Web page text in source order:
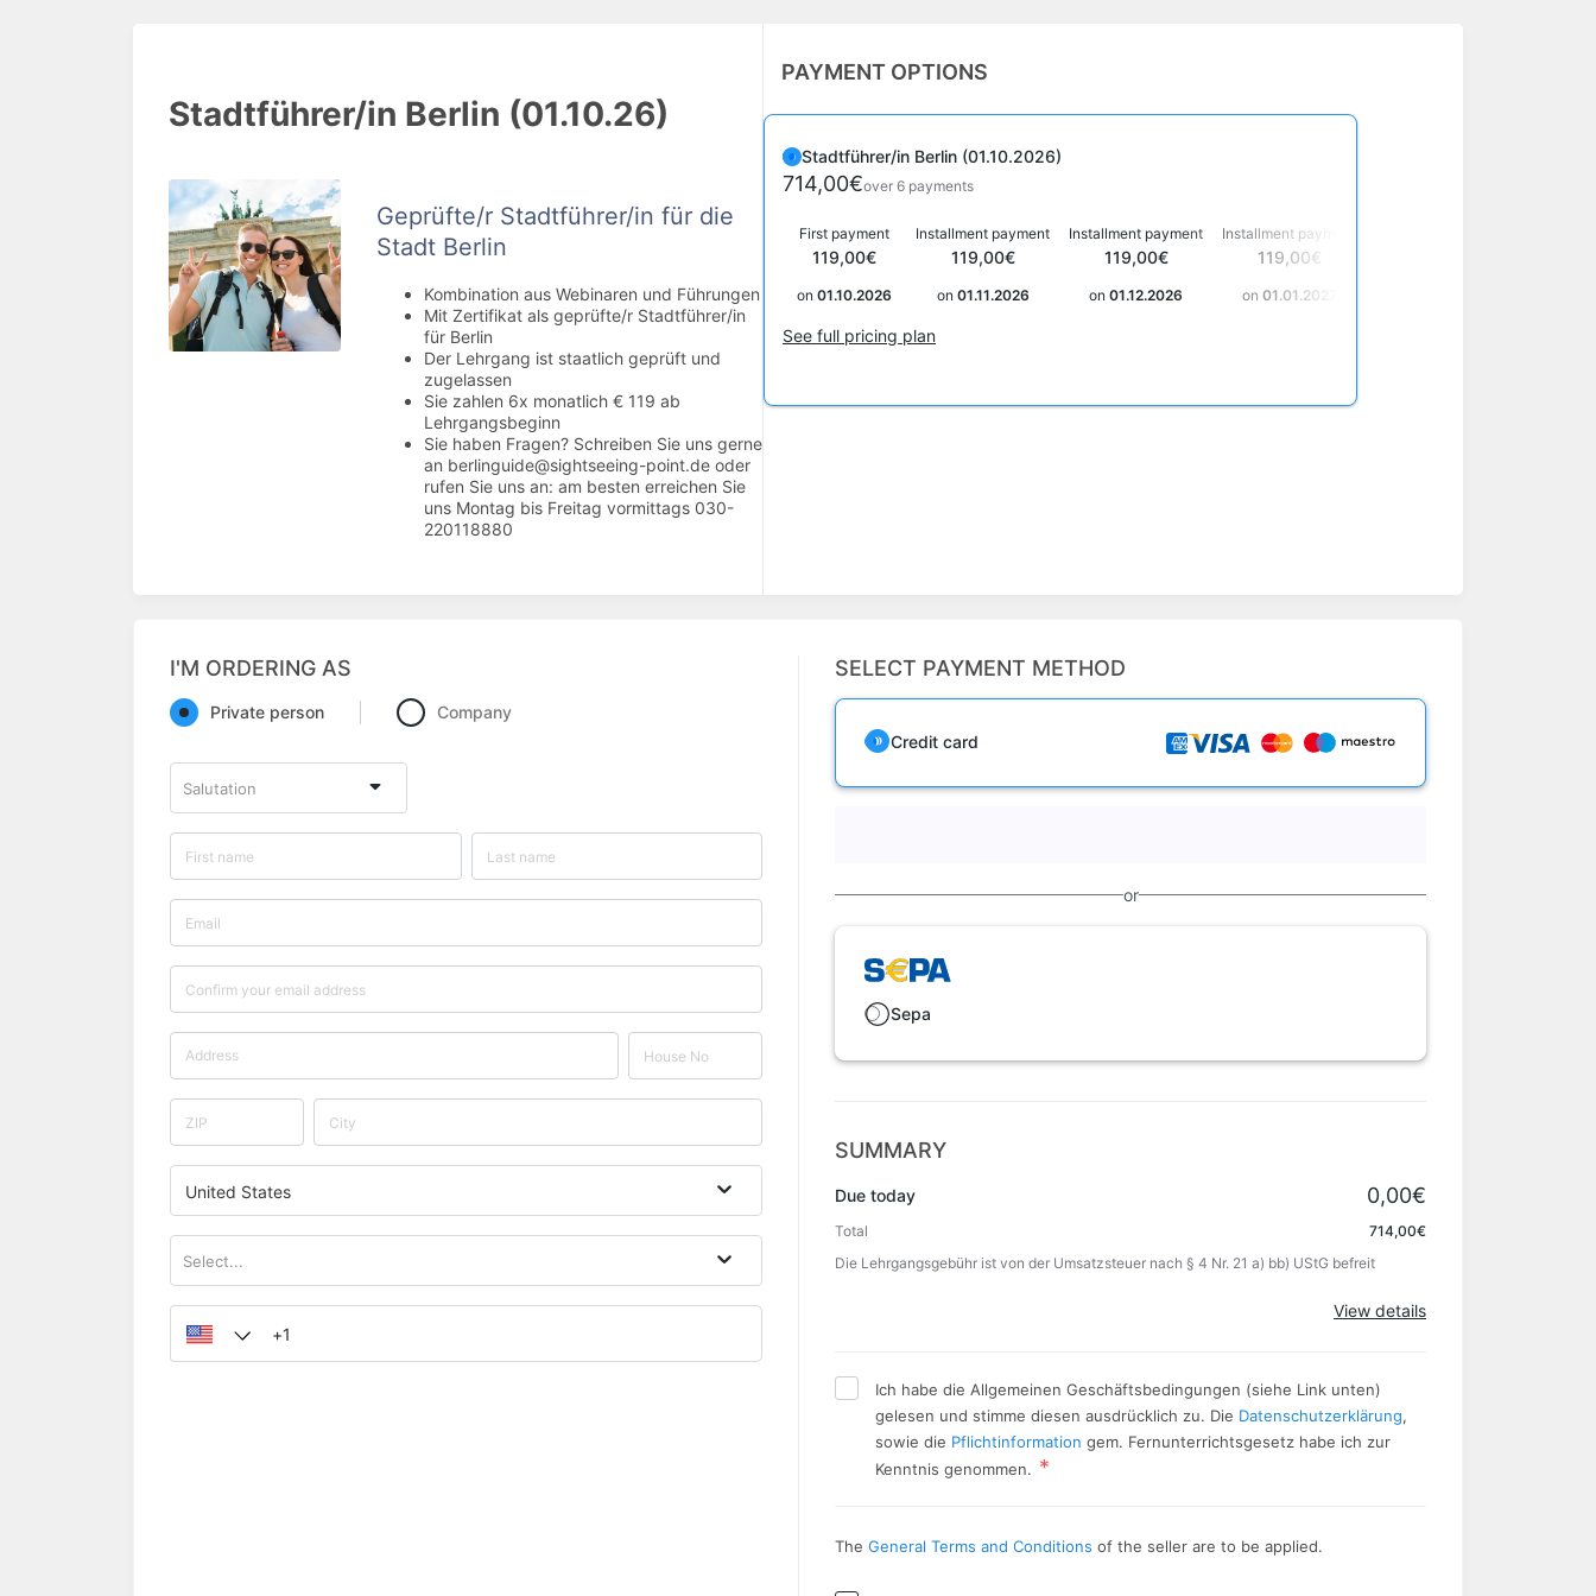
Stadtführer/in Berlin (01.10.26)
Geprüfte/r Stadtführer/in für die
Stadt Berlin
Kombination aus Webinaren und Führungen
Mit Zertifikat als geprüfte/r Stadtführer/in
für Berlin
Der Lehrgang ist staatlich geprüft und
zugelassen
Sie zahlen 6x monatlich € 119 ab
Lehrgangsbeginn
Sie haben Fragen? Schreiben Sie uns gerne
an berlinguide@sightseeing-point.de oder
rufen Sie uns an: am besten erreichen Sie
uns Montag bis Freitag vormittags 030-
220118880
PAYMENT OPTIONS
Stadtführer/in Berlin (01.10.2026)
714,00€over 6 payments
First payment
119,00€
on 01.10.2026
Installment payment
119,00€
on 01.11.2026
Installment payment
119,00€
on 01.12.2026
Installment payment
119,00€
on 01.01.2027
See full pricing plan
I'M ORDERING AS
Private person Company
Salutation
United States
Select...
SELECT PAYMENT METHOD
Credit card
or
Sepa
SUMMARY
Due today 0,00€
Total
714,00€
Die Lehrgangsgebühr ist von der Umsatzsteuer nach § 4 Nr. 21 a) bb) UStG befreit
View details
Ich habe die Allgemeinen Geschäftsbedingungen (siehe Link unten)
gelesen und stimme diesen ausdrücklich zu. Die Datenschutzerklärung,
sowie die Pflichtinformation gem. Fernunterrichtsgesetz habe ich zur
Kenntnis genommen.
The General Terms and Conditions of the seller are to be applied.